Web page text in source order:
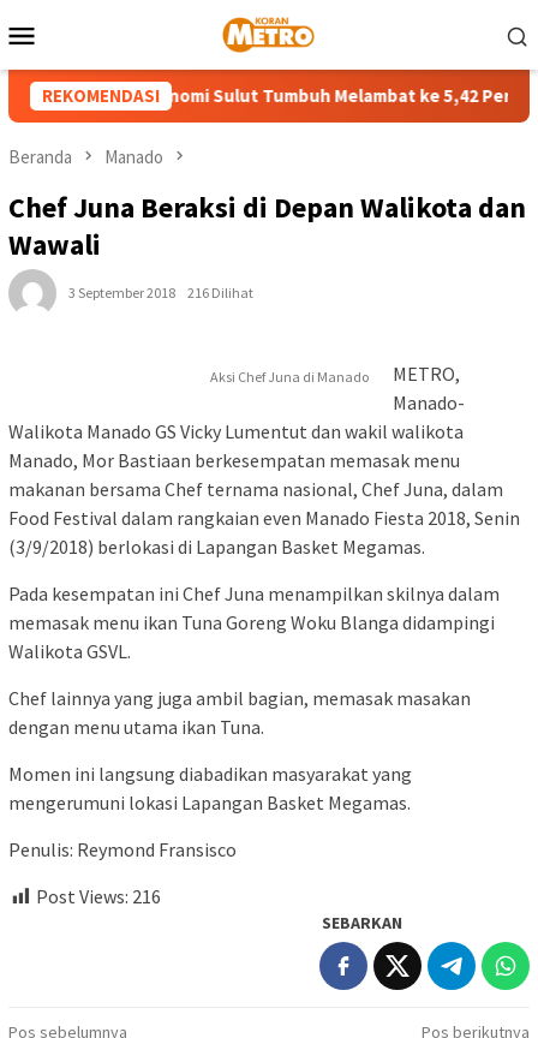
ke
Mobile
REKOMENDASI
II-2026 Ekonomi Sulut Tumbuh Melambat ke 5,42 Persen
Beranda Manado
Chef Juna Beraksi di Depan Walikota dan
Wawali
3 September 2018 216 Dilihat
Aksi Chef Juna di Manado
METRO,
Manado-
Walikota Manado GS Vicky Lumentut dan wakil walikota
Manado, Mor Bastiaan berkesempatan memasak menu
makanan bersama Chef ternama nasional, Chef Juna, dalam
Food Festival dalam rangkaian even Manado Fiesta 2018, Senin
(3/9/2018) berlokasi di Lapangan Basket Megamas.
Pada kesempatan ini Chef Juna menampilkan skilnya dalam
memasak menu ikan Tuna Goreng Woku Blanga didampingi
Walikota GSVL.
Chef lainnya yang juga ambil bagian, memasak masakan
dengan menu utama ikan Tuna.
Momen ini langsung diabadikan masyarakat yang
mengerumuni lokasi Lapangan Basket Megamas.
Penulis: Reymond Fransisco
Post Views: 216
SEBARKAN
Pos sebelumnya
Pos berikutnya